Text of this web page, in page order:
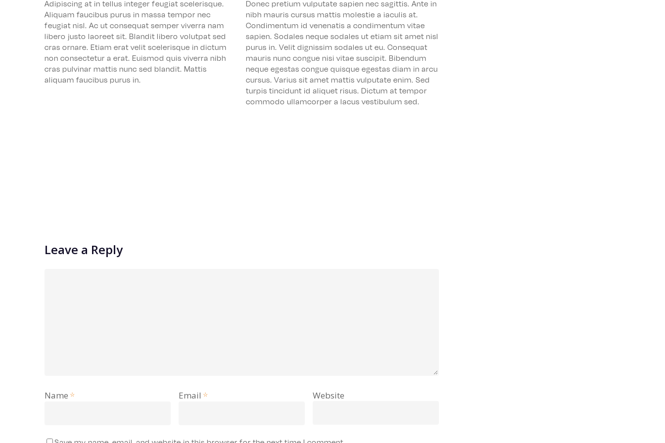
Adipiscing at in tellus integer feugiat scelerisque.
Aliquam faucibus purus in massa tempor nec
feugiat nisl. Ac ut consequat semper viverra nam
libero justo laoreet sit. Blandit libero volutpat sed
cras ornare. Etiam erat velit scelerisque in dictum
non consectetur a erat. Euismod quis viverra nibh
cras pulvinar mattis nunc sed blandit. Mattis
aliquam faucibus purus in.
Donec pretium vulputate sapien nec sagittis. Ante in
nibh mauris cursus mattis molestie a iaculis at.
Condimentum id venenatis a condimentum vitae
sapien. Sodales neque sodales ut etiam sit amet nisl
purus in. Velit dignissim sodales ut eu. Consequat
mauris nunc congue nisi vitae suscipit. Bibendum
neque egestas congue quisque egestas diam in arcu
cursus. Varius sit amet mattis vulputate enim. Sed
turpis tincidunt id aliquet risus. Dictum at tempor
commodo ullamcorper a lacus vestibulum sed.
Leave a Reply
Name * Email* Website